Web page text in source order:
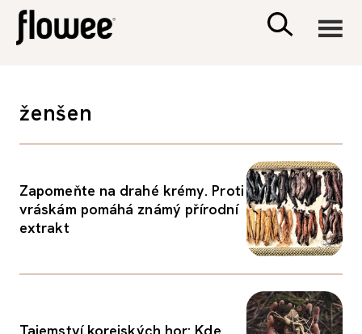
PSYCHOLOGIE
PORADNA
ženšen
Zapomeňte na drahé krémy. Proti
vráskám pomáhá známý přírodní
extrakt
Tajemství korejských hor: Kde